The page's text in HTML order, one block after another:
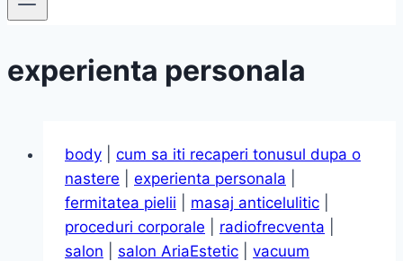
experienta personala
body
cum sa iti recaperi tonusul dupa o
nastere
experienta personala
fermitatea pielii
masaj anticelulitic
proceduri corporale
radiofrecventa
salon
salon AriaEstetic vacuum